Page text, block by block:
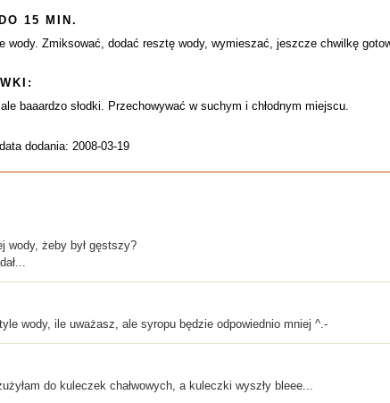
DO 15 MIN.
wody. Zmiksować, dodać resztę wody, wymieszać, jeszcze chwilkę
baaardzo słodki. Przechowywać w suchym i chłodnym miejscu.
dodania: 2008-03-19
wody, żeby był gęstszy?
wody, ile uważasz, ale syropu będzie odpowiednio mniej ^.-
do kuleczek chałwowych, a kuleczki wyszły bleee...